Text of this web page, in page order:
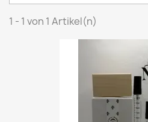
1 - 1 von 1 Artikel(n)